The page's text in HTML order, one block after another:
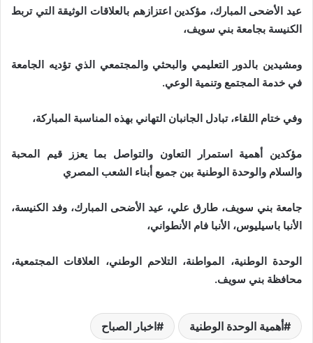
عيد الأضحى المبارك، مؤكدين اعتزازهم بالعلاقات الوثيقة التي تربط
الكنيسة بجامعة بني سويف،
ومشيدين بالدور التعليمي والبحثي والمجتمعي الذي تؤديه الجامعة
في خدمة المجتمع وتنمية الوعي.
وفي ختام اللقاء، تبادل الجانبان التهاني بهذه المناسبة المباركة،
مؤكدين أهمية استمرار التعاون والتواصل بما يعزز قيم المحبة
والسلام والوحدة الوطنية بين جميع أبناء الشعب المصري
جامعة بني سويف، طارق علي، عيد الأضحى المبارك، وفد الكنيسة،
الأنبا باسيليوس، الأنبا فام الأنطواني،
الوحدة الوطنية، المواطنة، التلاحم الوطني، العلاقات المجتمعية،
محافظة بني سويف.
أهمية الوحدة الوطنية اخبار الصباح